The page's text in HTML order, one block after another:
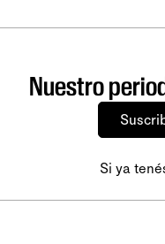
Nuestro
Si ya